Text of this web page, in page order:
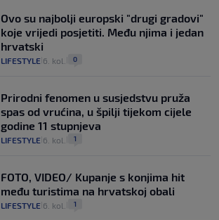
Ovo su najbolji europski "drugi gradovi"
koje vrijedi posjetiti. Među njima i jedan
hrvatski
LIFESTYLE 6. kol. 0
Prirodni fenomen u susjedstvu pruža
spas od vrućina, u špilji tijekom cijele
godine 11 stupnjeva
LIFESTYLE 6. kol. 1
FOTO, VIDEO/ Kupanje s konjima hit
među turistima na hrvatskoj obali
LIFESTYLE 6. kol. 1